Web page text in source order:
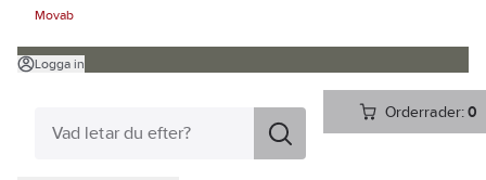
Movab
Logga in
Orderrader:0